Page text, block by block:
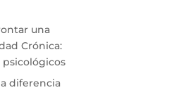
una
Crónica:
psicológicos
diferencia